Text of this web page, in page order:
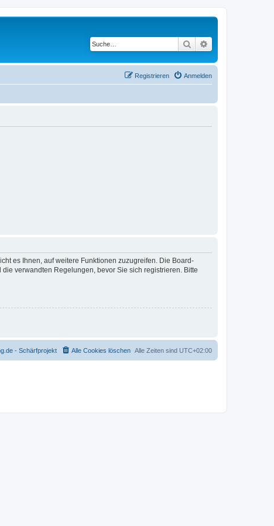
Suche
Anmelden
Registrieren
es Ihnen, auf weitere Funktionen zuzugreifen. Die Board-
verwandten Regelungen, bevor Sie sich registrieren. Bitte
Alle Zeiten sind UTC+02:00
Alle Cookies löschen
- Schärfprojekt